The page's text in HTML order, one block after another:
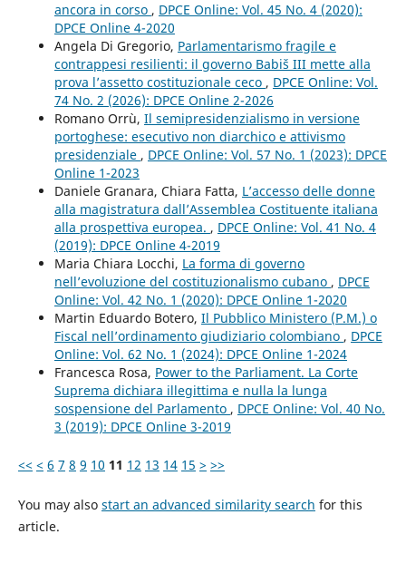
ancora in corso , DPCE Online: Vol. 45 No. 4 (2020):
DPCE Online 4-2020
Angela Di Gregorio, Parlamentarismo fragile e
contrappesi resilienti: il governo Babiš III mette alla
prova l’assetto costituzionale ceco , DPCE Online: Vol.
74 No. 2 (2026): DPCE Online 2-2026
Romano Orrù, Il semipresidenzialismo in versione
portoghese: esecutivo non diarchico e attivismo
presidenziale , DPCE Online: Vol. 57 No. 1 (2023): DPCE
Online 1-2023
Daniele Granara, Chiara Fatta, L’accesso delle donne
alla magistratura dall’Assemblea Costituente italiana
alla prospettiva europea. , DPCE Online: Vol. 41 No. 4
(2019): DPCE Online 4-2019
Maria Chiara Locchi, La forma di governo
nell’evoluzione del costituzionalismo cubano , DPCE
Online: Vol. 42 No. 1 (2020): DPCE Online 1-2020
Martin Eduardo Botero, Il Pubblico Ministero (P.M.) o
Fiscal nell’ordinamento giudiziario colombiano , DPCE
Online: Vol. 62 No. 1 (2024): DPCE Online 1-2024
Francesca Rosa, Power to the Parliament. La Corte
Suprema dichiara illegittima e nulla la lunga
sospensione del Parlamento , DPCE Online: Vol. 40 No.
3 (2019): DPCE Online 3-2019
<< < 6 7 8 9 10 11 12 13 14 15 > >>
You may also start an advanced similarity search for this
article.